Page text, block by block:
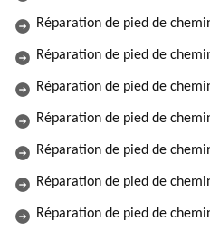
Réparation de pied de
Réparation de pied de
Réparation de pied de
Réparation de pied de
Réparation de pied de
Réparation de pied de
Réparation de pied de